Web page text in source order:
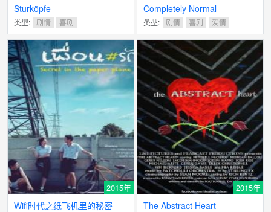
Sturköpfe
类型: 剧情 喜剧
Completely Normal
类型: 剧情 喜剧 爱情
2015年
Wifi时代之纸飞机里的秘密
2015年
The Abstract Heart